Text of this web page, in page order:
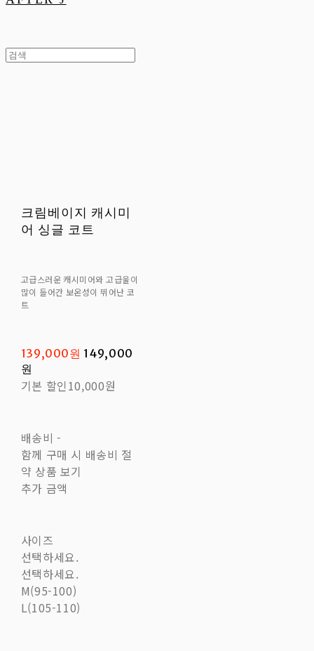
크림베이지 캐시미
어 싱글 코트
고급스러운 캐시미어와 고급울이
많이 들어간 보온성이 뛰어난 코
트
139,000원 149,000
원
기본 할인 10,000원
배송비 -
함께 구매 시 배송비 절
약 상품 보기
추가 금액
사이즈
선택하세요.
선택하세요.
M(95-100)
L(105-110)